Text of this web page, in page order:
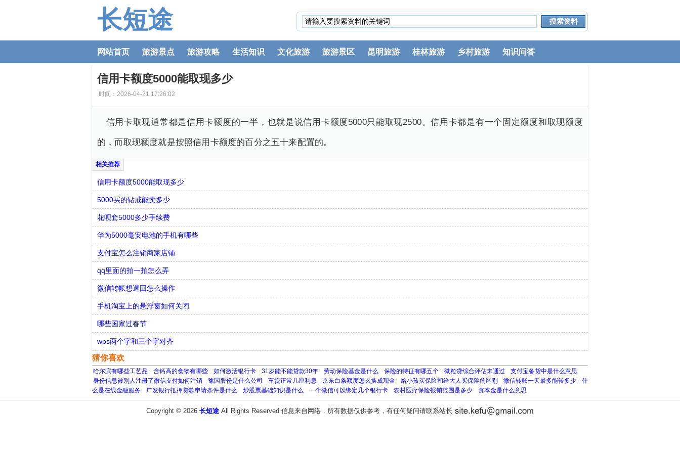
长短途
网站首页 旅游景点 旅游攻略 生活知识 文化旅游 旅游景区 昆明旅游 桂林旅游 乡村旅游 知识问答
信用卡额度5000能取现多少
时间：2026-04-21 17:26:02
​信用卡取现通常都是信用卡额度的一半，也就是说信用卡额度5000只能取现2500。信用卡都是有一个固定额度和取现额度
的，而取现额度就是按照信用卡额度的百分之五十来配置的。
信用卡额度5000能取现多少
5000买的钻戒能卖多少
花呗套5000多少手续费
华为5000毫安电池的手机有哪些
支付宝怎么注销商家店铺
qq里面的拍一拍怎么弄
微信转帐想退回怎么操作
手机淘宝上的悬浮窗如何关闭
哪些国家过春节
wps两个字和三个字对齐
猜你喜欢
哈尔滨有哪些工艺品 含钙高的食物有哪些 如何激活银行卡 31岁能不能贷款30年 劳动保险基金是什么 保险的特征有哪五个 微粒贷综合评估未通过
支付宝备货中是什么意思
身份信息被别人注册了微信支付如何注销
豫园股份是什么公司 车贷正常几厘利息 京东白条额度怎么换成现金 给小孩买保险和给大人买保险的区别 微信转账一天最多能转多少
什
么是在线金融服务
广发银行抵押贷款申请条件是什么 炒股票基础知识是什么 一个微信可以绑定几个银行卡 农村医疗保险报销范围是多少 资本金是什么意思
Copyright © 2026 长短途All Rights Reserved 信息来自网络，所有数据仅供参考，有任何疑问请联系站长